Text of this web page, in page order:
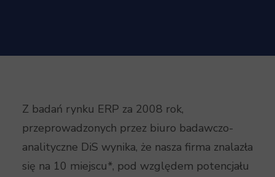
Z badań rynku ERP za 2008 rok,
przeprowadzonych przez biuro badawczo-
analityczne DiS wynika, że nasza firma znalazła
się na 10 miejscu*, pod względem potencjału